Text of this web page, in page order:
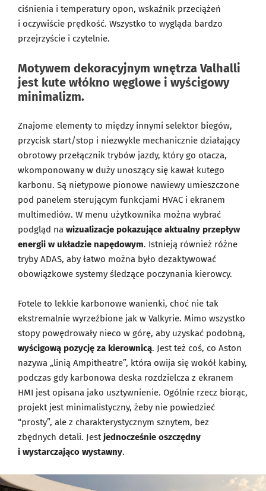
ciśnienia i temperatury opon, wskaźnik przeciążeń
i oczywiście prędkość. Wszystko to wygląda bardzo
przejrzyście i czytelnie.
Motywem dekoracyjnym wnętrza Valhalli
jest kute włókno węglowe i wyścigowy
minimalizm.
Znajome elementy to między innymi selektor biegów,
przycisk start/stop i niezwykle mechanicznie działający
obrotowy przełącznik trybów jazdy, który go otacza,
wkomponowany w duży unoszący się kawał kutego
karbonu. Są nietypowe pionowe nawiewy umieszczone
pod panelem sterującym funkcjami HVAC i ekranem
multimediów. W menu użytkownika można wybrać
podgląd na wizualizacje pokazujące aktualny przepływ
energii w układzie napędowym. Istnieją również różne
tryby ADAS, aby łatwo można było dezaktywować
obowiązkowe systemy śledzące poczynania kierowcy.
Fotele to lekkie karbonowe wanienki, choć nie tak
ekstremalnie wyrzeźbione jak w Valkyrie. Mimo wszystko
stopy powędrowały nieco w górę, aby uzyskać podobną,
wyścigową pozycję za kierownicą. Jest też coś, co Aston
nazywa „linią Ampitheatre”, która owija się wokół kabiny,
podczas gdy karbonowa deska rozdzielcza z ekranem
HMI jest opisana jako usztywnienie. Ogólnie rzecz biorąc,
projekt jest minimalistyczny, żeby nie powiedzieć
“prosty”, ale z charakterystycznym sznytem, bez
zbędnych detali. Jestjednocześnie oszczędny
i wystarczająco wystawny.